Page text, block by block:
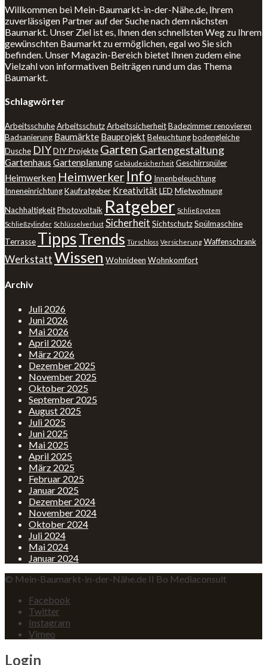
Willkommen bei Mein-Baumarkt-in-der-Nähe.de, Ihrem
zuverlässigen Partner auf der Suche nach dem nächsten
Baumarkt. Unser Ziel ist es, Ihnen den schnellsten Weg zu Ihrem
gewünschten Baumarkt zu ermöglichen, egal wo Sie sich
befinden. Unser Magazin-Bereich bietet Ihnen zudem eine
Vielzahl von informativen Beiträgen rund um das Thema
Baumarkt.
Schlagwörter
ArbeitsschuheArbeitsschutzArbeitssicherheitBadezimmer renovieren
Badsanierung Baumärkte BauprojektBeleuchtungbodengleiche
Dusche DIYDIY Projekte Garten Gartengestaltung
Gartenhaus Gartenplanung Gebäudesicherheit Geschirrspüler
Heimwerken Heimwerker Info Innenbeleuchtung
InneneinrichtungKaufratgeber KreativitätLED Mietwohnung
NachhaltigkeitPhotovoltaik Ratgeber Schließsystem
Schließzylinder Schlüsselverlust Sicherheit SichtschutzSpülmaschine
Terrasse TippsTrends Türschloss Versicherung Waffenschrank
WerkstattWissen Wohnideen Wohnkomfort
Archiv
Juli 2026
Juni 2026
Mai 2026
April 2026
März 2026
Dezember 2025
November 2025
Oktober 2025
September 2025
August 2025
Juli 2025
Juni 2025
Mai 2025
April 2025
März 2025
Februar 2025
Januar 2025
Dezember 2024
November 2024
Oktober 2024
Juli 2024
Mai 2024
Januar 2024
© Mein-Baumarkt-in-der-Nähe.de II Bo Mediaconsult
Facebook
Twitter
Instagram
Vimeo
Login